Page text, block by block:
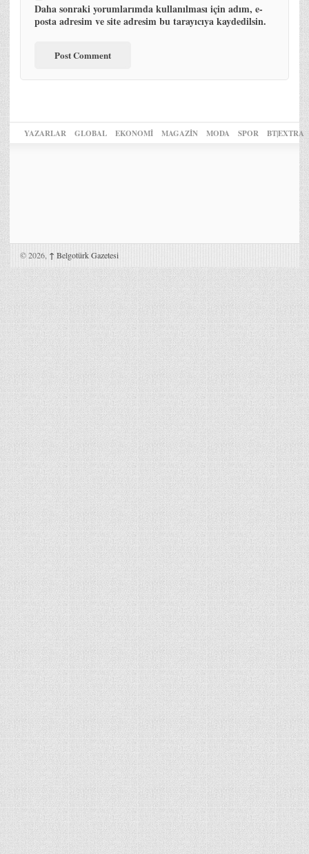
Daha sonraki yorumlarımda kullanılması için adım, e-
posta adresim ve site adresim bu tarayıcıya kaydedilsin.
YAZARLAR GLOBAL EKONOMİ MAGAZİN MODA SPOR BT|EXTRA
© 2026, ↑ Belgotürk Gazetesi